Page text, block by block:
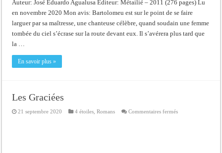
Auteur: José Eduardo Agualusa Éditeur: Métailié – 2011 (276 pages) Lu
en novembre 2020 Mon avis: Bartolomeu est sur le point de se faire
larguer par sa maîtresse, une chanteuse célèbre, quand soudain une femme
tombée du ciel s’écrase sur la route devant eux. Il s’avérera plus tard que
la …
En savoir plus »
Les Graciées
21 septembre 2020 4 étoiles ,Romans Commentaires ferméssur